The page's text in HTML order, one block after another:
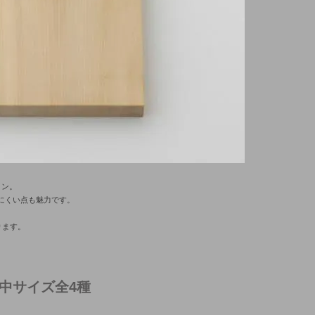
。
い点も魅力です。
す。
サイズ全4種